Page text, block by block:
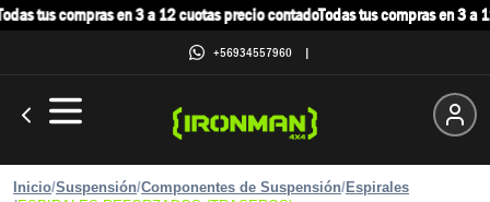
tus compras en 3 a 12 cuotas precio contadoTodas tus compras en 3 a
+56934557960 |
Inicio/Suspensión/Componentes de Suspensión/Espirales